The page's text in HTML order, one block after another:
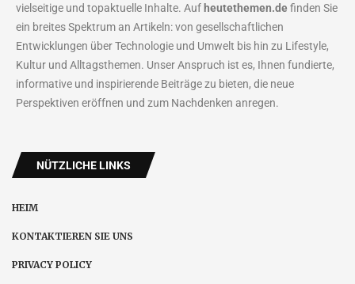
vielseitige und topaktuelle Inhalte. Aufheutethemen.definden Sie
ein breites Spektrum an Artikeln: von gesellschaftlichen
Entwicklungen über Technologie und Umwelt bis hin zu Lifestyle,
Kultur und Alltagsthemen. Unser Anspruch ist es, Ihnen fundierte,
informative und inspirierende Beiträge zu bieten, die neue
Perspektiven eröffnen und zum Nachdenken anregen.
NÜTZLICHE LINKS
HEIM
KONTAKTIEREN SIE UNS
PRIVACY POLICY